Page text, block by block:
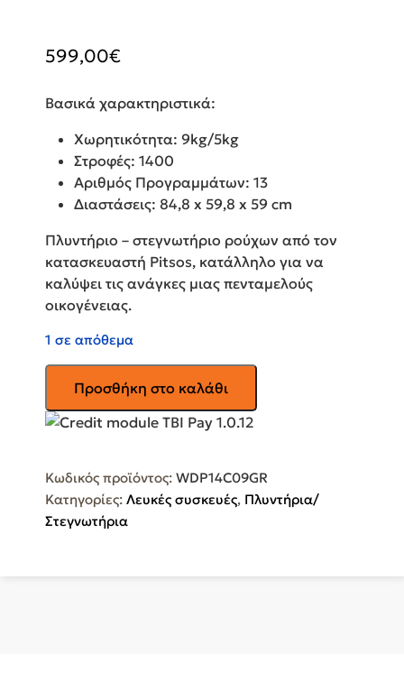
599,00€
Βασικά χαρακτηριστικά:
Χωρητικότητα: 9kg/5kg
Στροφές: 1400
Αριθμός Προγραμμάτων: 13
Διαστάσεις: 84,8 x 59,8 x 59 cm
Πλυντήριο – στεγνωτήριο ρούχων από τον
κατασκευαστή Pitsos, κατάλληλο για να
καλύψει τις ανάγκες μιας πενταμελούς
οικογένειας.
1 σε απόθεμα
PITSOS
Πλυντήριο-
Στεγνωτήριο
Ατμού
WDP14C09GR
ποσότητα
Προσθήκη στο καλάθι
Κωδικός προϊόντος: WDP14C09GR
Κατηγορίες: Λευκές συσκευές, Πλυντήρια/
Στεγνωτήρια